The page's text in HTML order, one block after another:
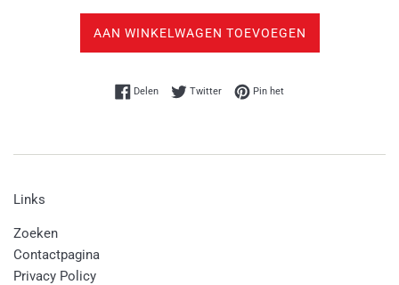
AAN WINKELWAGEN TOEVOEGEN
DelenDelen op Facebook
TwitterTwitteren op Twitter
Pin hetPinnen op Pinterest
Links
Zoeken
Contactpagina
Privacy Policy